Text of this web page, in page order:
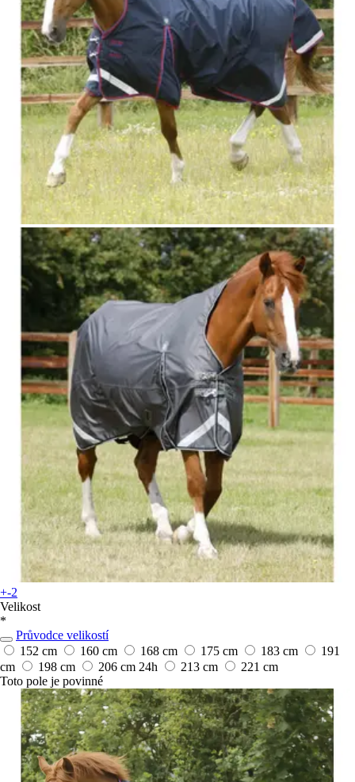
+-2
Velikost
*
Průvodce velikostí
152 cm
160 cm 168 cm 175 cm 183 cm
191
cm
198 cm 206 cm 24h 213 cm
221 cm
Toto pole je povinné